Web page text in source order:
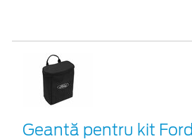
Geantă pentru kit Ford